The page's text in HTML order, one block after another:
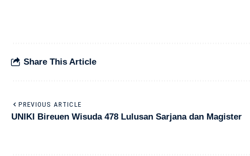
Share This Article
PREVIOUS ARTICLE
UNIKI Bireuen Wisuda 478 Lulusan Sarjana dan Magister